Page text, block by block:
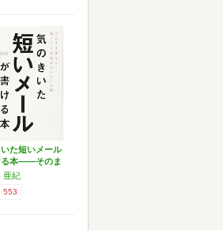
た短いメール
る本――そのま
亜紀
553